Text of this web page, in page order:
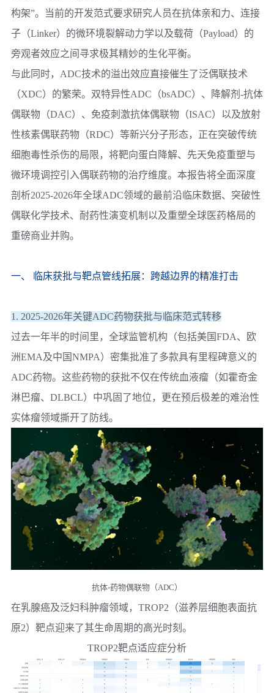
构架”。当前的开发范式要求研究人员在抗体亲和力、连接
子（Linker）的微环境裂解动力学以及载荷（Payload）的
旁观者效应之间寻求极其精妙的生化平衡。
与此同时，ADC技术的溢出效应直接催生了 泛偶联技术
（XDC）的繁荣。双特异性ADC（bsADC）、降解剂-抗体
偶联物（DAC）、免疫刺激抗体偶联物（ISAC）以及放射
性核素偶联药物（RDC）等新兴分子形态，正在突破传统
细胞毒性杀伤的局限，将靶向蛋白降解、先天免疫重塑与
微环境调控引入偶联药物的治疗维度。本报告将全面深度
剖析2025-2026年全球ADC领域的最前沿临床数据、突破性
偶联化学技术、耐药性演变机制以及重塑全球医药格局的
重磅商业并购。
一、 临床获批与靶点管线拓展：跨越边界的精准打击
1. 2025-2026年关键ADC药物获批与临床范式转移
过去一年半的时间里，全球监管机构（包括美国FDA、欧
洲EMA及中国NMPA）密集批准了多款具有里程碑意义的
ADC药物。这些药物的获批不仅在传统血液瘤（如霍奇金
淋巴瘤、DLBCL）中巩固了地位，更在预后极差的难治性
实体瘤领域撕开了防线。
抗体-药物偶联物（ADC）
在乳腺癌及泛妇科肿瘤领域，TROP2（滋养层细胞表面抗
原2）靶点迎来了其生命周期的高光时刻。
TROP2靶点适应症分析